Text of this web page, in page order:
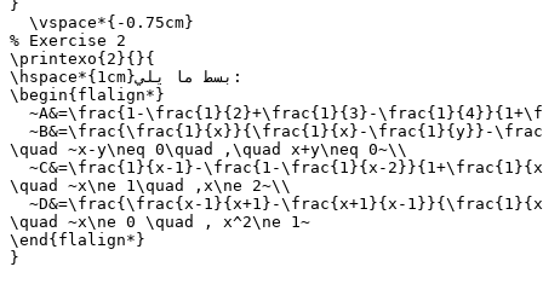
}
  \vspace*{-0.75cm}
% Exercise 2
\printexo{2}{}{
\hspace*{1cm}بسط ما يلي:
\begin{flalign*}
~A&=\frac{1-\frac{1}{2}+\frac{1}{3}-
~B&=\frac{\frac{1}{x}}{\frac{1}{x}-\frac{1}{y}}-
\quad ~x-y\neq 0\quad ,\quad x+y\neq 0~\\
~C&=\frac{1}{x-1}-\frac{1-\frac{1}{x-
\quad ~x\ne 1\quad ,x\ne 2~\\
~D&=\frac{\frac{x-1}{x+1}-\frac{x+1}{x-
\quad ~x\ne 0 \quad , x^2\ne 1~
\end{flalign*}
}